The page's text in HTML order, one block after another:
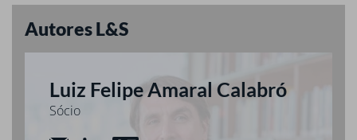
Autores L&S
Luiz Felipe Amaral Calabró
Sócio